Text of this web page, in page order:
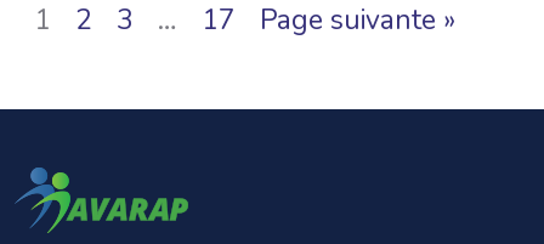
1 2 3 … 17 Page suivante »